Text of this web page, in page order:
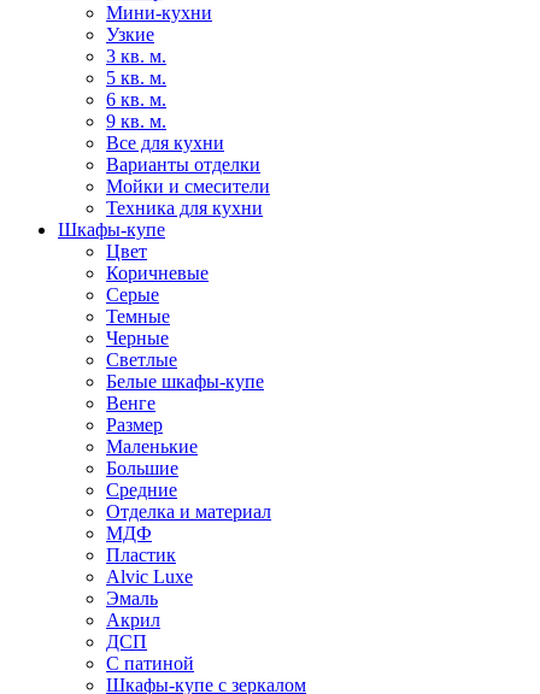
Мини-кухни
Узкие
3 кв. м.
5 кв. м.
6 кв. м.
9 кв. м.
Все для кухни
Варианты отделки
Мойки и смесители
Техника для кухни
Шкафы-купе
Цвет
Коричневые
Серые
Темные
Черные
Светлые
Белые шкафы-купе
Венге
Размер
Маленькие
Большие
Средние
Отделка и материал
МДФ
Пластик
Alvic Luxe
Эмаль
Акрил
ДСП
С патиной
Шкафы-купе с зеркалом